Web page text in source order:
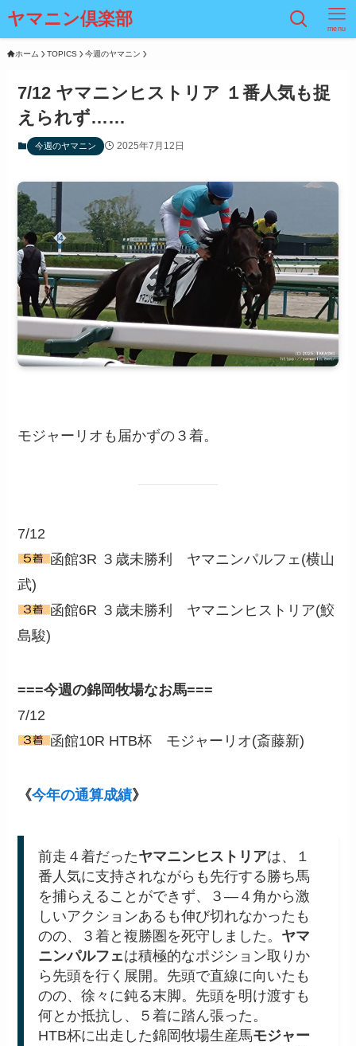
ヤマニン倶楽部 menu
ホーム TOPICS 今週のヤマニン
7/12 ヤマニンヒストリア １番人気も捉
えられず……
今週のヤマニン 2025年7月12日
モジャーリオも届かずの３着。
7/12
函館3R ３歳未勝利 ヤマニンパルフェ(横山
武)
函館6R ３歳未勝利 ヤマニンヒストリア(鮫
島駿)
===今週の錦岡牧場なお馬===
7/12
函館10R HTB杯 モジャーリオ(斎藤新)
《今年の通算成績》
前走４着だったヤマニンヒストリアは、１
番人気に支持されながらも先行する勝ち馬
を捕らえることができず、３―４角から激
しいアクションあるも伸び切れなかったも
のの、３着と複勝圏を死守しました。 ヤマ
ニンパルフェは積極的なポジション取りか
ら先頭を行く展開。先頭で直線に向いたも
のの、徐々に鈍る末脚。先頭を明け渡すも
何とか抵抗し、５着に踏ん張った。
HTB杯に出走した錦岡牧場生産馬モジャー